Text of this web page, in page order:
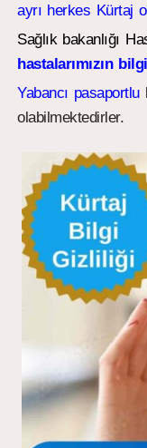
ayrı herkes Kürtaj
Sağlık bakanlığı
hastalarımızın
Yabancı pasaportlu
olabilmektedirler.